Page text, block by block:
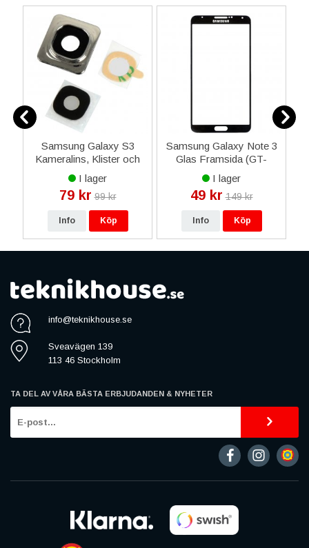
Samsung Galaxy S3
Kameralins, Klister och
Ram - Silver
I lager
79 kr 99 kr
Info Köp
Samsung Galaxy Note 3
Glas Framsida (GT-
N9000) - Svart
I lager
49 kr 149 kr
Info Köp
info@teknikhouse.se
Sveavägen 139
113 46 Stockholm
TA DEL AV VÅRA BÄSTA ERBJUDANDEN & NYHETER